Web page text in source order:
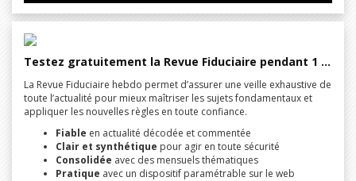
Testez gratuitement la Revue Fiduciaire pendant 1 mois !
La Revue Fiduciaire hebdo permet d’assurer une veille exhaustive de
toute l’actualité pour mieux maîtriser les sujets fondamentaux et
appliquer les nouvelles règles en toute confiance.
Fiable en actualité décodée et commentée
Clair et synthétique pour agir en toute sécurité
Consolidée avec des mensuels thématiques
Pratique avec un dispositif paramétrable sur le web